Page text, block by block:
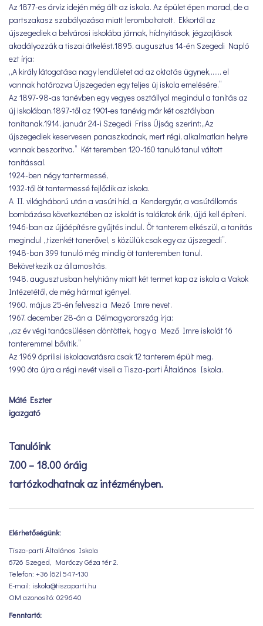
Az 1877-es árvíz idején még állt az iskola. Az épület épen marad, de a
partszakasz szabályozása miatt leromboltatott. Ekkortól az
újszegediek a belvárosi iskolába járnak, hídnyitások, jégzajlások
akadályozzák a tiszai átkelést.1895. augusztus 14-én Szegedi Napló
ezt írja:
„A király látogatása nagy lendületet ad az oktatás ügynek,…… el
vannak határozva Újszegeden egy teljes új iskola emelésére.”
Az 1897-98-as tanévben egy vegyes osztállyal megindul a tanítás az
új iskolában.1897-től az 1901-es tanévig már két osztályban
tanítanak.1914. január 24-i Szegedi Friss Újság szerint:„Az
újszegediek keservesen panaszkodnak, mert régi, alkalmatlan helyre
vannak beszorítva.” Két teremben 120-160 tanuló tanul váltott
tanítással.
1924-ben négy tantermessé,
1932-től öt tantermessé fejlődik az iskola.
A II. világháború után a vasúti híd, a Kendergyár, a vasútállomás
bombázása következtében az iskolát is találatok érik, újjá kell építeni.
1946-ban az újjáépítésre gyűjtés indul. Öt tanterem elkészül, a tanítás
megindul „tizenkét tanerővel, s közülük csak egy az újszegedi”.
1948-ban 399 tanuló még mindig öt tanteremben tanul.
Bekövetkezik az államosítás.
1948. augusztusban helyhiány miatt két termet kap az iskola a Vakok
Intézetétől, de még hármat igényel.
1960. május 25-én felveszi a Mező Imre nevet.
1967. december 28-án a Délmagyarország írja:
„az év végi tanácsülésen döntöttek, hogy a Mező Imre iskolát 16
tanteremmel bővítik.”
Az 1969 áprilisi iskolaavatásra csak 12 tanterem épült meg.
1990 óta újra a régi nevét viseli a Tisza-parti Általános Iskola.
Máté Eszter
igazgató
Tanulóink
7.00 – 18.00 óráig
tartózkodhatnak az intézményben.
Elérhetőségünk:
Tisza-parti Általános Iskola
6726 Szeged, Maróczy Géza tér 2.
Telefon: +36 (62) 547-130
E-mail: iskola@tiszaparti.hu
OM azonosító: 029640
Fenntartó: